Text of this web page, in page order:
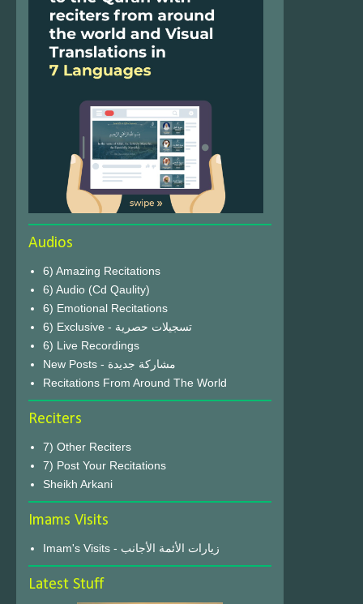
Audios
6) Amazing Recitations
6) Audio (Cd Qaulity)
6) Emotional Recitations
6) Exclusive - تسجيلات حصرية
6) Live Recordings
New Posts - مشاركة جديدة
Recitations From Around The World
Reciters
7) Other Reciters
7) Post Your Recitations
Sheikh Arkani
Imams Visits
Imam's Visits - زيارات الأئمة الأجانب
Latest Stuff